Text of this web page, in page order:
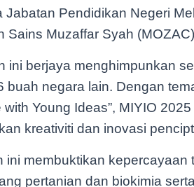
Jabatan Pendidikan Negeri
Sains Muzaffar Syah
ini berjaya menghimpunkan
buah negara lain. Dengan
with Young Ideas”, MIYIO
kreativiti dan inovasi
ini membuktikan
pertanian dan biokimia